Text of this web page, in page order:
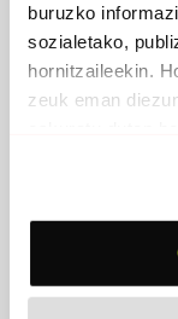
buruzko
sozialetako,
hornitzaileekin.
zeuk eman
AZKEN